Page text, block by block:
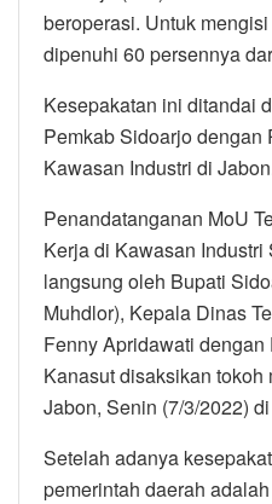
beroperasi. Untuk
dipenuhi 60 persennya
Kesepakatan ini ditandai
Pemkab Sidoarjo dengan
Kawasan Industri di
Penandatanganan MoU
Kerja di Kawasan
langsung oleh Bupati
Muhdlor), Kepala Dinas
Fenny Apridawati dengan
Kanasut disaksikan
Jabon, Senin (7/3/2022)
Setelah adanya
pemerintah daerah